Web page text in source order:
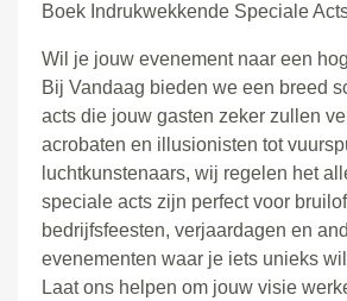
Boek Indrukwekkende Speciale
Wil je jouw evenement naar een
Bij Vandaag bieden we een breed
acts die jouw gasten zeker zullen
acrobaten en illusionisten tot
luchtkunstenaars, wij regelen het
speciale acts zijn perfect voor
bedrijfsfeesten, verjaardagen en
evenementen waar je iets unieks
Laat ons helpen om jouw visie